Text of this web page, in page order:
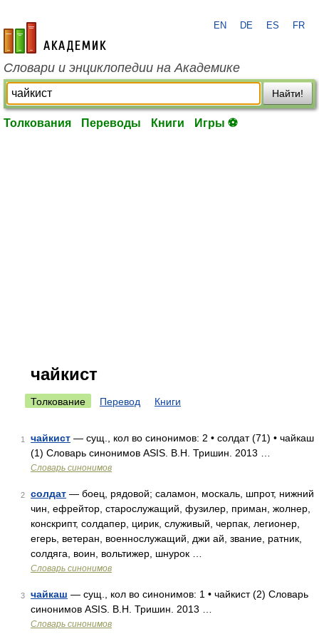
academic.ru
EN DE ES FR
Словари и энциклопедии на Академике
Найти!
Толкования Переводы Книги Игры ⚽
чайкист
Толкование Перевод Книги
1 чайкист — сущ., кол во синонимов: 2 • солдат (71) • чайкаш
(1) Словарь синонимов ASIS. В.Н. Тришин. 2013 …
Словарь синонимов
2 солдат — боец, рядовой; саламон, москаль, шпрот, нижний
чин, ефрейтор, старослужащий, фузилер, приман, жолнер,
конскрипт, солдапер, цирик, служивый, черпак, легионер,
егерь, ветеран, военнослужащий, джи ай, звание, ратник,
солдяга, воин, вольтижер, шнурок …
Словарь синонимов
3 чайкаш — сущ., кол во синонимов: 1 • чайкист (2) Словарь
синонимов ASIS. В.Н. Тришин. 2013 …
Словарь синонимов